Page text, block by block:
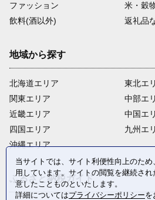
ファッション
米・穀
飲料(酒以外)
返礼品
地域から探す
北海道エリア
関東エリア
近畿エリア
四国エリア
沖縄エリア
東北エ
中部エ
中国エ
九州エ
ふるさと納税ガイド
当サイトでは、サイト利便性向上のた
用しています。サイトの閲覧を継続さ
意したことものといたします。
詳細についてはプライバシーポリシーを